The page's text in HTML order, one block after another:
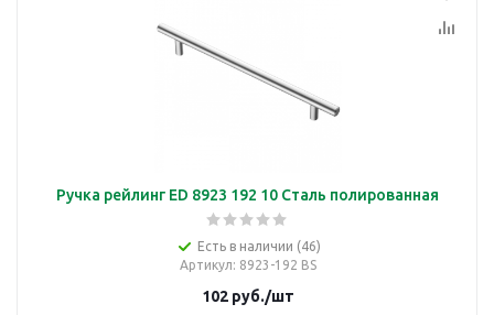
Ручка рейлинг ED 8923 192 10 Сталь полированная
Есть в наличии (46)
Артикул: 8923-192 BS
102руб./шт